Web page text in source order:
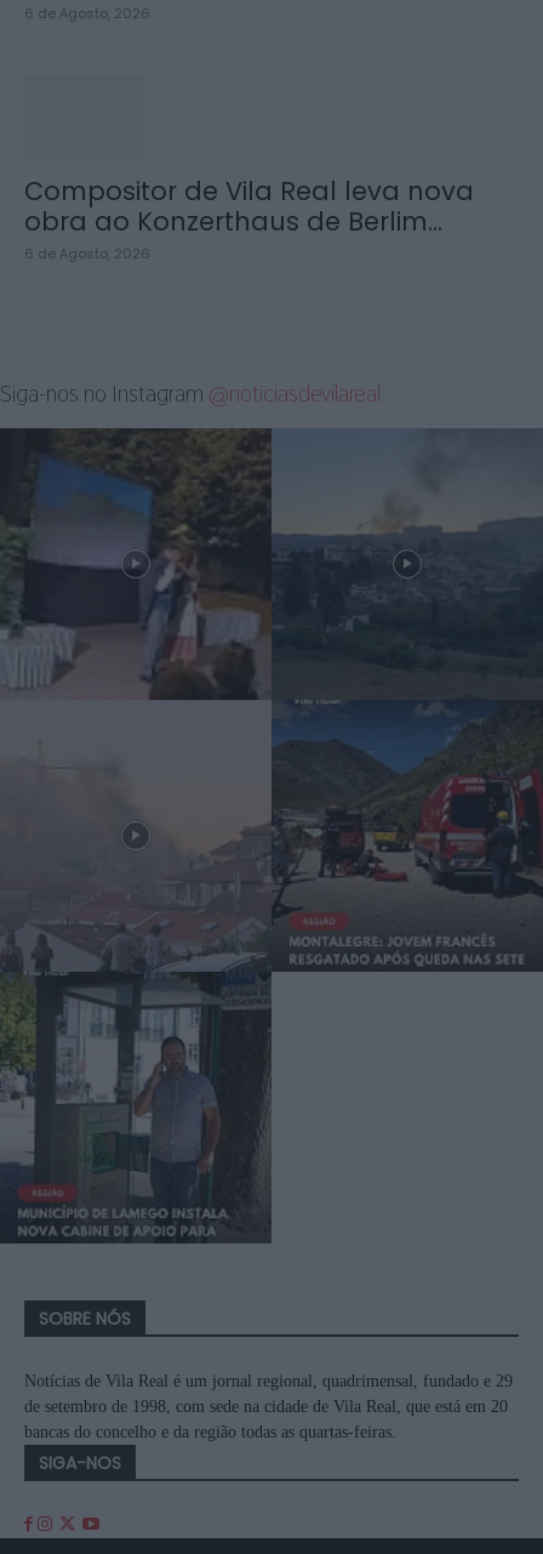
6 de Agosto, 2026
Compositor de Vila Real leva nova
obra ao Konzerthaus de Berlim...
6 de Agosto, 2026
Siga-nos no Instagram @noticiasdevilareal
SOBRE NÓS
Notícias de Vila Real é um jornal regional, quadrimensal, fundado e 29
de setembro de 1998, com sede na cidade de Vila Real, que está em 20
bancas do concelho e da região todas as quartas-feiras.
SIGA-NOS